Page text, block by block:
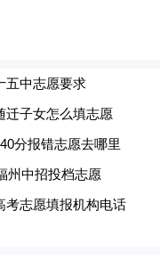
度、效、防、
面狠下功夫。坚
作原则，构建起
化法院内部、外
内部融合、纵